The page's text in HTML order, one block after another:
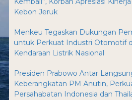
Kebon Jeruk
Menkeu Tegaskan Dukungan
untuk Perkuat Industri Otomotif
Kendaraan Listrik Nasional
Presiden Prabowo Antar
Keberangkatan PM Anutin,
Persahabatan Indonesia dan